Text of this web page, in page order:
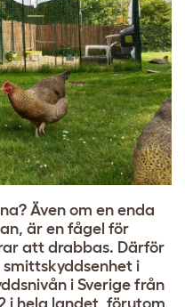
Även om en enda
är en fågel för
att drabbas. Därför
i
i Sverige från